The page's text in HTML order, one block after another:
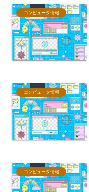
コンピュータ情報
コンピュータ情報
コンピュータ情報